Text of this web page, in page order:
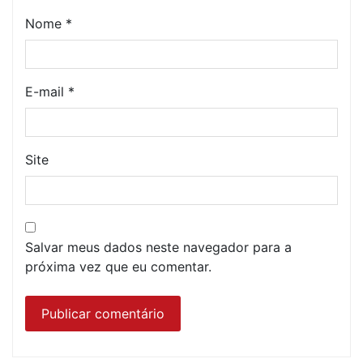
Nome *
E-mail *
Site
Salvar meus dados neste navegador para a
próxima vez que eu comentar.